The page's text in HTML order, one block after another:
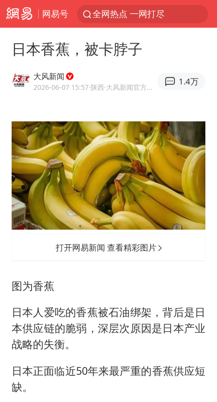
网易号 全网热点 一网打尽
日本香蕉，被卡脖子
大风新闻
2026-06-07 15:57·陕西 ·大风新闻官方账号
1.4万
打开网易新闻 查看精彩图片
图为香蕉
日本人爱吃的香蕉被石油绑架，背后是日
本供应链的脆弱，深层次原因是日本产业
战略的失衡。
日本正面临近50年来最严重的香蕉供应短
缺。